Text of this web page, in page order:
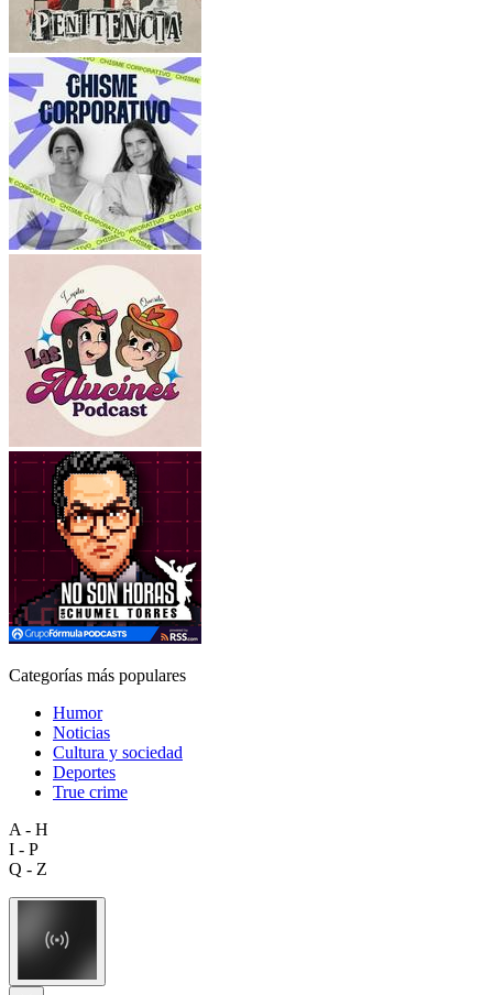
Categorías más populares
Humor
Noticias
Cultura y sociedad
Deportes
True crime
A - H
I - P
Q - Z